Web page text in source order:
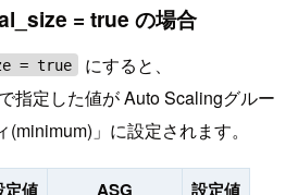
= true の場合
= true にすると、
で指定した値が Auto Scalingグルー
」に設定されます。
定値 ASG 設定値